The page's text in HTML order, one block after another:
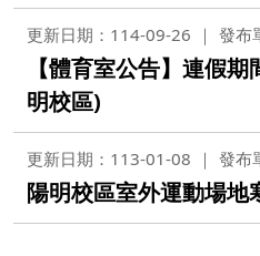
更新日期：114-09-26 發布
【體育室公告】連假
明校區)
更新日期：113-01-08 發布
陽明校區室外運動場地